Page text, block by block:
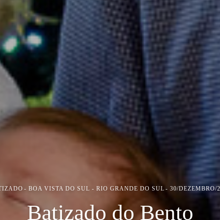
BOA VISTA DO SUL - RIO GRANDE DO SUL 30/DEZEMBRO/
Batizado do Bento